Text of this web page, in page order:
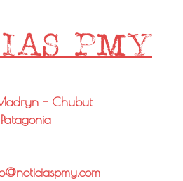
- Chubut
Patagonia